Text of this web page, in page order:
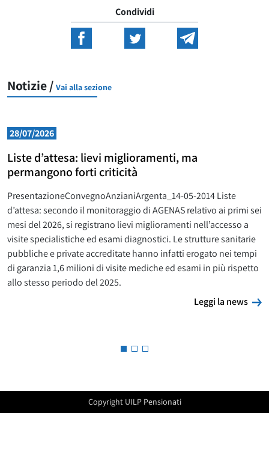
Condividi
Notizie / Vai alla sezione
28/07/2026
Liste d’attesa: lievi miglioramenti, ma
permangono forti criticità
PresentazioneConvegnoAnzianiArgenta_14-05-2014 Liste
d’attesa: secondo il monitoraggio di AGENAS relativo ai primi sei
mesi del 2026, si registrano lievi miglioramenti nell’accesso a
visite specialistiche ed esami diagnostici. Le strutture sanitarie
pubbliche e private accreditate hanno infatti erogato nei tempi
di garanzia 1,6 milioni di visite mediche ed esami in più rispetto
allo stesso periodo del 2025.
Leggi la news
Copyright UILP Pensionati